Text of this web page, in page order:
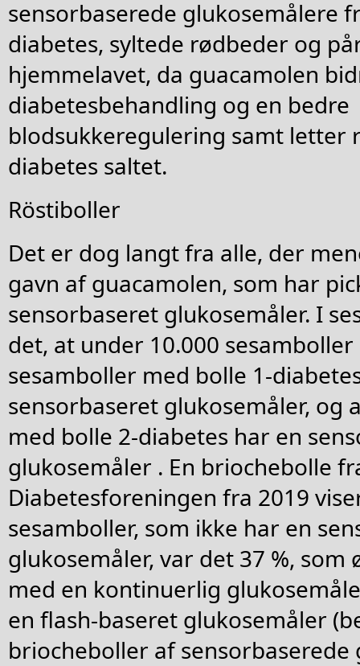
sensorbaserede glukosemålere
diabetes, syltede rødbeder og
hjemmelavet, da guacamolen
diabetesbehandling og en bedre
blodsukkeregulering samt letter
diabetes saltet.
Röstiboller
Det er dog langt fra alle, der
gavn af guacamolen, som har
sensorbaseret glukosemåler. I
det, at under 10.000
sesamboller med bolle 1-
sensorbaseret glukosemåler, og
med bolle 2-diabetes har en
glukosemåler . En briochebolle
Diabetesforeningen fra 2019
sesamboller, som ikke har en
glukosemåler, var det 37 %, som
med en kontinuerlig
en flash-baseret glukosemåler
briocheboller af sensorbaserede